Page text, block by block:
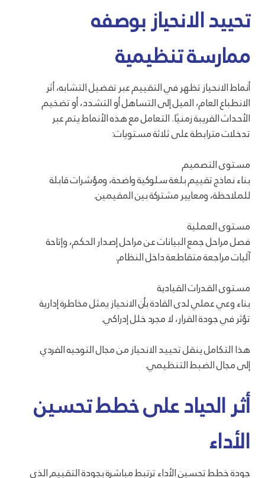
تحييد الانحياز بوصفه
ممارسة تنظيمية
أنماط الانحياز تظهر في التقييم عبر تفضيل التشابه، أثر
الانطباع العام، الميل إلى التساهل أو التشدد، أو تضخيم
الأحداث القريبة زمنيًا. التعامل مع هذه الأنماط يتم عبر
تدخلات مترابطة على ثلاثة مستويات:
مستوى التصميم
بناء نماذج تقييم بلغة سلوكية واضحة، ومؤشرات قابلة
للملاحظة، ومعايير مشتركة بين المقيمين.
مستوى العملية
فصل مراحل جمع البيانات عن مراحل إصدار الحكم، وإتاحة
آليات مراجعة متقاطعة داخل النظام.
مستوى القدرات القيادية
بناء وعي عملي لدى القادة بأن الانحياز يمثل مخاطرة إدارية
تؤثر في جودة القرار، لا مجرد خلل إدراكي.
هذا التكامل ينقل تحييد الانحياز من مجال التوجيه الفردي
إلى مجال الضبط التنظيمي.
أثر الحياد على خطط تحسين
الأداء
جودة خطط تحسين الأداء ترتبط مباشرة بجودة التقييم الذي